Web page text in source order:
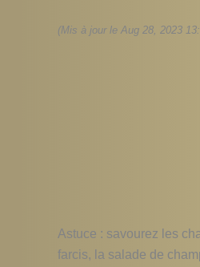
(Mis à jour le Aug 28, 2023
Astuce : savourez les
farcis, la salade de